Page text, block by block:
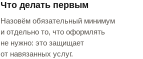
Что делать первым
Назовём обязательный минимум
и отдельно то, что оформлять
не нужно: это защищает
от навязанных услуг.